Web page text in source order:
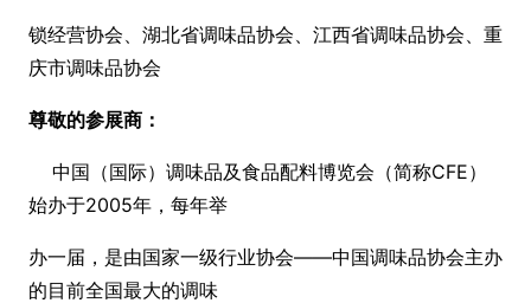
锁经营协会、湖北省调味品协会、江西省调味品协会、重
庆市调味品协会
尊敬的参展商：
中国（国际）调味品及食品配料博览会（简称CFE）
始办于2005年，每年举
办一届，是由国家一级行业协会——中国调味品协会主办
的目前全国最大的调味